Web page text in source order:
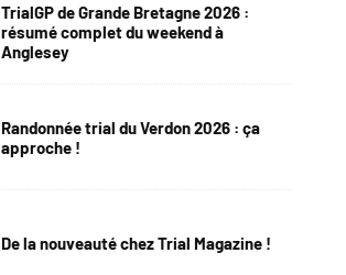
TrialGP de Grande Bretagne 2026 :
résumé complet du weekend à
Anglesey
Randonnée trial du Verdon 2026 : ça
approche !
De la nouveauté chez Trial Magazine !